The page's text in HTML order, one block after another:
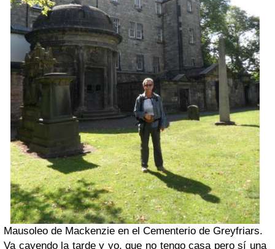
Mausoleo de Mackenzie en el Cementerio de Greyfriars.
Va cayendo la tarde y yo, que no tengo casa pero sí una